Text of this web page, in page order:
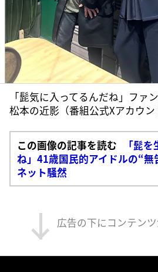
「髭気に入ってるんだね」ファ
松本の近影（番組公式Xアカウン
この画像の記事を読む
「髭
ね」41歳国民的アイドルの“無
ネット騒然
広告の下にコンテン